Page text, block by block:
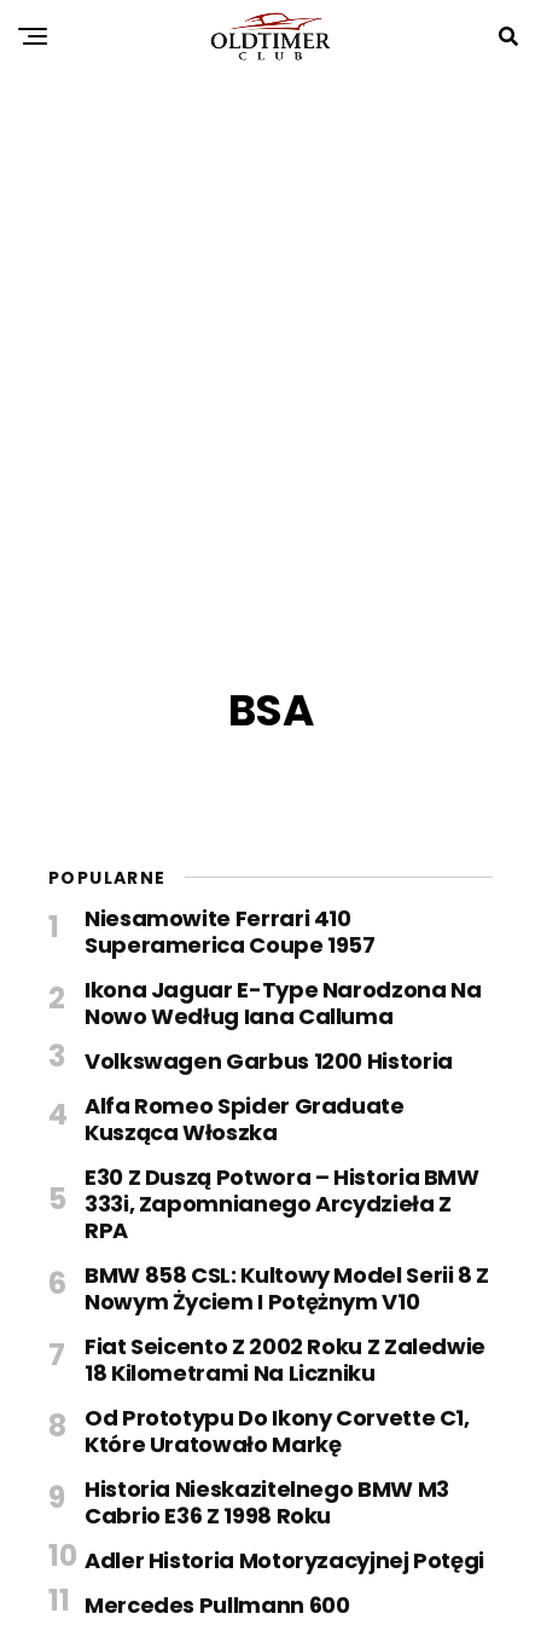
BSA
POPULARNE
Niesamowite Ferrari 410
Superamerica Coupe 1957
Ikona Jaguar E-Type Narodzona Na
Nowo Według Iana Calluma
Volkswagen Garbus 1200 Historia
Alfa Romeo Spider Graduate
Kusząca Włoszka
E30 Z Duszą Potwora – Historia BMW
333i, Zapomnianego Arcydzieła Z
RPA
BMW 858 CSL: Kultowy Model Serii 8 Z
Nowym Życiem I Potężnym V10
Fiat Seicento Z 2002 Roku Z Zaledwie
18 Kilometrami Na Liczniku
Od Prototypu Do Ikony Corvette C1,
Które Uratowało Markę
Historia Nieskazitelnego BMW M3
Cabrio E36 Z 1998 Roku
Adler Historia Motoryzacyjnej Potęgi
Mercedes Pullmann 600